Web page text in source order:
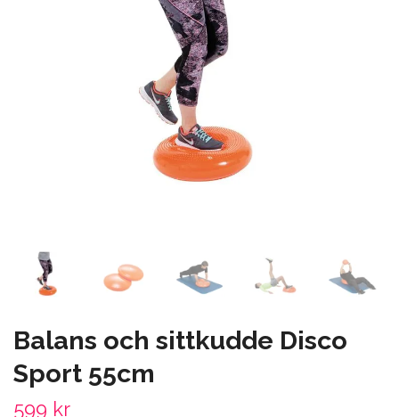
Balans och sittkudde Disco
Sport 55cm
599 kr